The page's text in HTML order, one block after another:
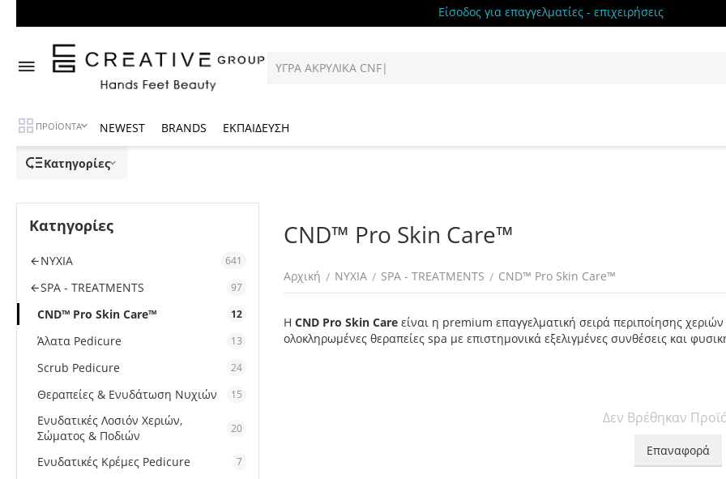
Είσοδος για επαγγελματίες - επιχειρήσεις
ΠΡΟΪΟΝΤΑ NEWEST BRANDS ΕΚΠΑΙΔΕΥΣΗ
Κατηγορίες
CND™ Pro Skin Care™
Αρχική / ΝΥΧΙΑ / SPA - TREATMENTS / CND™ Pro Skin Care™
Η CND Pro Skin Care είναι η premium επαγγελματική σειρά περιποίησης
ολοκληρωμένες θεραπείες spa με επιστημονικά εξελιγμένες συνθέσεις και
Δεν Βρέθηκαν
Επαναφορά
Κατηγορίες
ΝΥΧΙΑ 641
SPA - TREATMENTS 97
CND™ Pro Skin Care™ 12
Άλατα Pedicure 13
Scrub Pedicure 24
Θεραπείες & Ενυδάτωση Νυχιών 15
Ενυδατικές Λοσιόν Χεριών,
Σώματος & Ποδιών
20
Ενυδατικές Κρέμες Pedicure 7